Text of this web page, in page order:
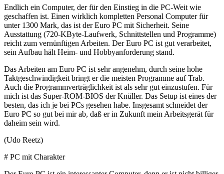
Endlich ein Computer, der für den Einstieg in die PC-Weit wie
geschaffen ist. Einen wirklich kompletten Personal Computer für
unter 1300 Mark, das ist der Euro PC mit Sicherheit. Seine
Ausstattung (720-KByte-Laufwerk, Schnittstellen und Programme)
reicht zum vernünftigen Arbeiten. Der Euro PC ist gut verarbeitet,
sein Aufbau hält Heim- und Hobbyanforderung stand.
Das Arbeiten am Euro PC ist sehr angenehm, durch seine hohe
Taktgeschwindigkeit bringt er die meisten Programme auf Trab.
Auch die Programmverträglichkeit ist als sehr gut einzustufen. Für
mich ist das Super-ROM-BIOS der Knüller. Das Setup ist eines der
besten, das ich je bei PCs gesehen habe. Insgesamt schneidet der
Euro PC so gut bei mir ab, daß er in Zukunft mein Arbeitsgerät für
daheim sein wird.
(Udo Reetz)
# PC mit Charakter